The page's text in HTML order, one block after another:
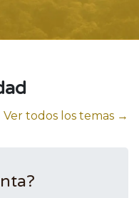
Ver todos los temas →